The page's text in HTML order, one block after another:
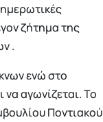
ζήτημα της
.
ενώ στο
αγωνίζεται. Το
Ποντιακού